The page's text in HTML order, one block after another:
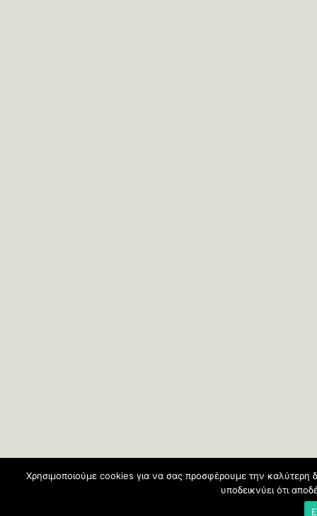
Χρησιμοποιούμε cookies για να σας προσφέρουμε την καλύτερη
υποδεικνύει ότι